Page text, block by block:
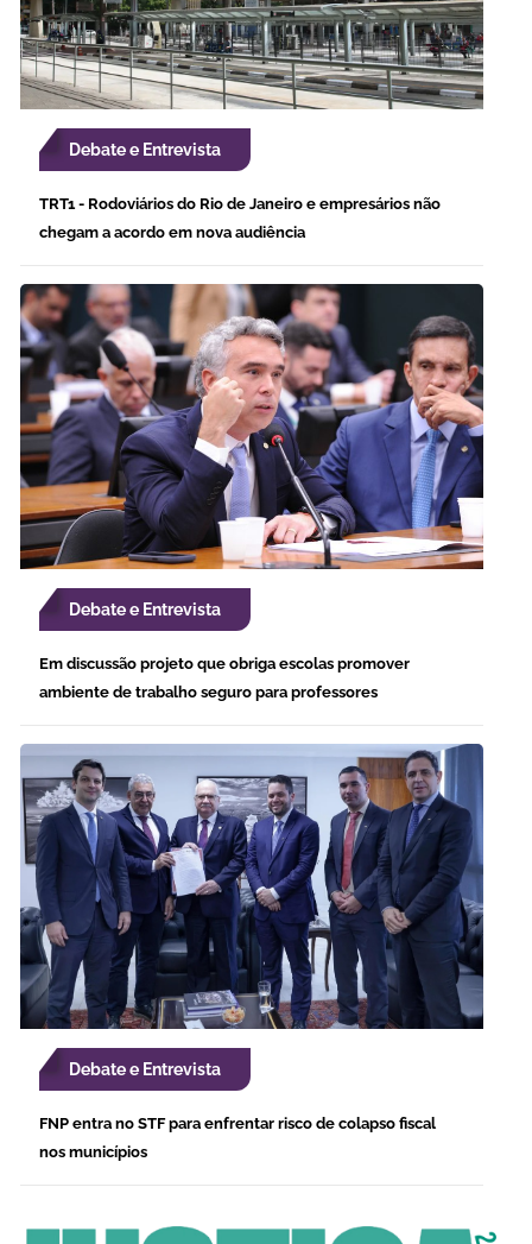
Debate e Entrevista
TRT1 - Rodoviários do Rio de Janeiro e empresários não
chegam a acordo em nova audiência
Debate e Entrevista
Em discussão projeto que obriga escolas promover
ambiente de trabalho seguro para professores
Debate e Entrevista
FNP entra no STF para enfrentar risco de colapso fiscal
nos municípios